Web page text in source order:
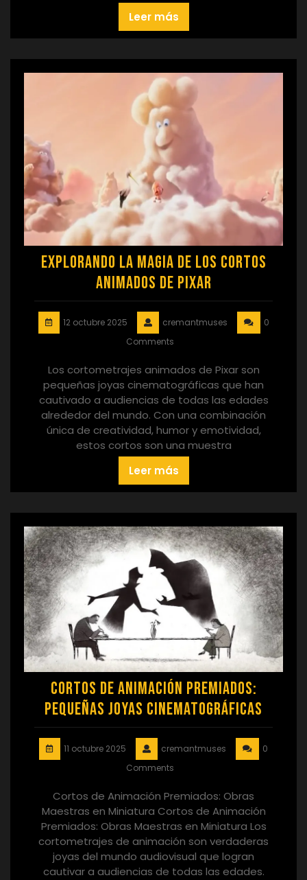
Leer más
Explorando la Magia de los Cortos
Animados de Pixar
12 octubre 2025 cremantmuses
0
Comments
Los cortometrajes animados de Pixar son
pequeñas joyas cinematográficas que han
cautivado a audiencias de todas las edades
alrededor del mundo. Con una combinación
única de creatividad, humor y emotividad,
estos cortos son una muestra
Leer más
Cortos de Animación Premiados:
Pequeñas Joyas Cinematográficas
11 octubre 2025 cremantmuses
0
Comments
Cortos de Animación Premiados: Obras
Maestras en Miniatura Cortos de Animación
Premiados: Obras Maestras en Miniatura Los
cortometrajes de animación son verdaderas
joyas del mundo audiovisual que logran
cautivar a audiencias de todas las edades.